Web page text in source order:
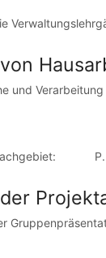
und
Fachgebiet: